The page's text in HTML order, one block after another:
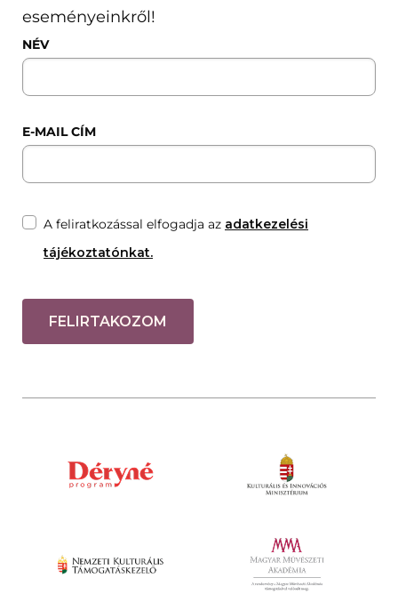
eseményeinkről!
NÉV
E-MAIL CÍM
A feliratkozással elfogadja az adatkezelési
tájékoztatónkat.
FELIRTAKOZOM